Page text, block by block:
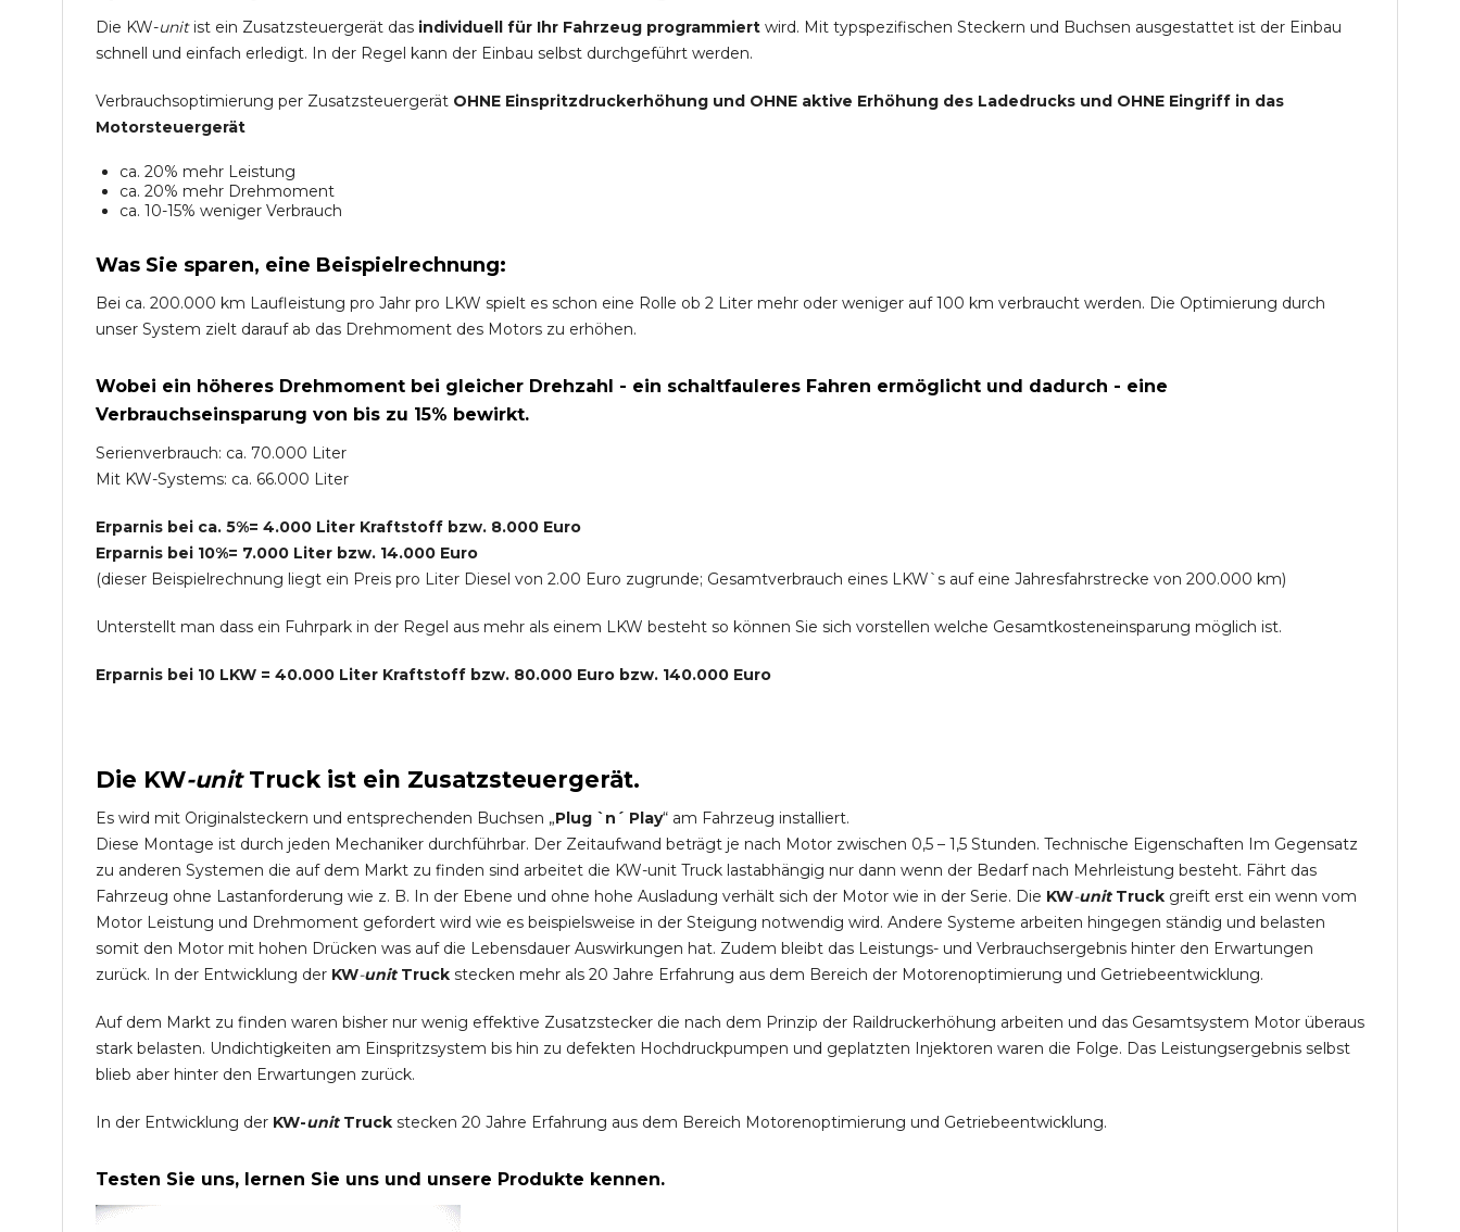
Die KW-unitist ein Zusatzsteuergerät das individuell für Ihr Fahrzeug programmiert wird. Mit typspezifischen Steckern und Buchsen ausgestattet ist der Einbau
schnell und einfach erledigt. In der Regel kann der Einbau selbst durchgeführt werden.
Verbrauchsoptimierung per Zusatzsteuergerät OHNE Einspritzdruckerhöhung und OHNE aktive Erhöhung des Ladedrucks und OHNE Eingriff in das
Motorsteuergerät
ca. 20% mehr Leistung
ca. 20% mehr Drehmoment
ca. 10-15% weniger Verbrauch
Was Sie sparen, eine Beispielrechnung:
Bei ca. 200.000 km Laufleistung pro Jahr pro LKW spielt es schon eine Rolle ob 2 Liter mehr oder weniger auf 100 km verbraucht werden. Die Optimierung durch
unser System zielt darauf ab das Drehmoment des Motors zu erhöhen.
Wobei ein höheres Drehmoment bei gleicher Drehzahl - ein schaltfauleres Fahren ermöglicht und dadurch - eine
Verbrauchseinsparung von bis zu 15% bewirkt.
Serienverbrauch: ca. 70.000 Liter
Mit KW-Systems: ca. 66.000 Liter
Erparnis bei ca. 5%= 4.000 Liter Kraftstoff bzw. 8.000 Euro
Erparnis bei 10%= 7.000 Liter bzw. 14.000 Euro
(dieser Beispielrechnung liegt ein Preis pro Liter Diesel von 2.00 Euro zugrunde; Gesamtverbrauch eines LKW`s auf eine Jahresfahrstrecke von 200.000 km)
Unterstellt man dass ein Fuhrpark in der Regel aus mehr als einem LKW besteht so können Sie sich vorstellen welche Gesamtkosteneinsparung möglich ist.
Erparnis bei 10 LKW = 40.000 Liter Kraftstoff bzw. 80.000 Euro bzw. 140.000 Euro
Die KW-unit Truckist ein Zusatzsteuergerät.
Es wird mit Originalsteckern und entsprechenden Buchsen „Plug `n´ Play“ am Fahrzeug installiert.
Diese Montage ist durch jeden Mechaniker durchführbar. Der Zeitaufwand beträgt je nach Motor zwischen 0,5 – 1,5 Stunden. Technische Eigenschaften Im Gegensatz
zu anderen Systemen die auf dem Markt zu finden sind arbeitet die KW-unit Truck lastabhängig nur dann wenn der Bedarf nach Mehrleistung besteht. Fährt das
Fahrzeug ohne Lastanforderung wie z. B. In der Ebene und ohne hohe Ausladung verhält sich der Motor wie in der Serie. Die KW-unit Truck greift erst ein wenn vom
Motor Leistung und Drehmoment gefordert wird wie es beispielsweise in der Steigung notwendig wird. Andere Systeme arbeiten hingegen ständig und belasten
somit den Motor mit hohen Drücken was auf die Lebensdauer Auswirkungen hat. Zudem bleibt das Leistungs- und Verbrauchsergebnis hinter den Erwartungen
zurück. In der Entwicklung der KW-unit Truck stecken mehr als 20 Jahre Erfahrung aus dem Bereich der Motorenoptimierung und Getriebeentwicklung.
Auf dem Markt zu finden waren bisher nur wenig effektive Zusatzstecker die nach dem Prinzip der Raildruckerhöhung arbeiten und das Gesamtsystem Motor überaus
stark belasten. Undichtigkeiten am Einspritzsystem bis hin zu defekten Hochdruckpumpen und geplatzten Injektoren waren die Folge. Das Leistungsergebnis selbst
blieb aber hinter den Erwartungen zurück.
In der Entwicklung der KW-unitTruck stecken 20 Jahre Erfahrung aus dem Bereich Motorenoptimierung und Getriebeentwicklung.
Testen Sie uns, lernen Sie uns und unsere Produkte kennen.